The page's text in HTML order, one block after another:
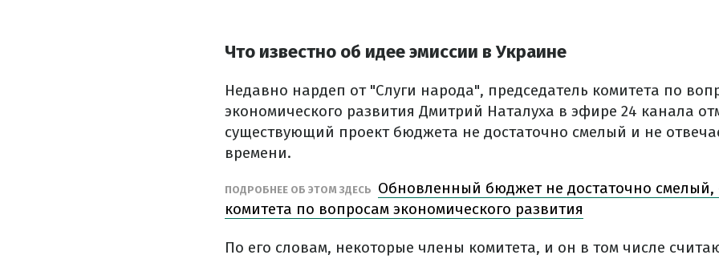
Что известно об идее эмиссии в Украине
Недавно нардеп от "Слуги народа", председатель комитета по
экономического развития Дмитрий Наталуха в эфире 24 канала
существующий проект бюджета не достаточно смелый и не
времени.
ПОДРОБНЕЕ ОБ ЭТОМ ЗДЕСЬ
Обновленный бюджет не достаточно смелый,
комитета по вопросам экономического развития
По его словам, некоторые члены комитета, и он в том числе